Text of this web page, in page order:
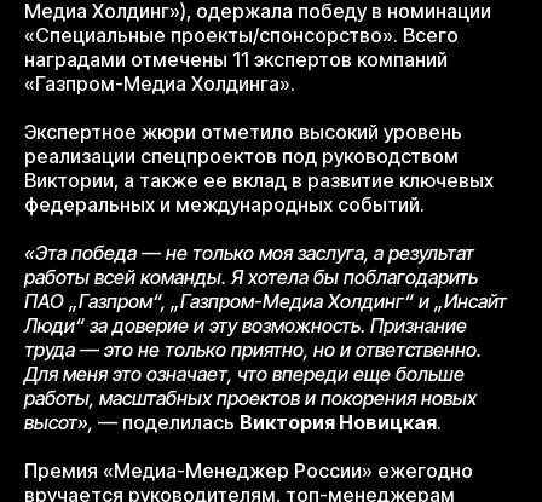
Медиа Холдинг»), одержала победу в номинации
«Специальные проекты/спонсорство». Всего
наградами отмечены 11 экспертов компаний
«Газпром-Медиа Холдинга».
Экспертное жюри отметило высокий уровень
реализации спецпроектов под руководством
Виктории, а также ее вклад в развитие ключевых
федеральных и международных событий.
«Эта победа — не только моя заслуга, а результат
работы всей команды. Я хотела бы поблагодарить
ПАО „Газпром“, „Газпром-Медиа Холдинг“ и „Инсайт
Люди“ за доверие и эту возможность. Признание
труда — это не только приятно, но и ответственно.
Для меня это означает, что впереди еще больше
работы, масштабных проектов и покорения новых
высот», — поделилась Виктория Новицкая.
Премия «Медиа-Менеджер России» ежегодно
вручается руководителям, топ-менеджерам